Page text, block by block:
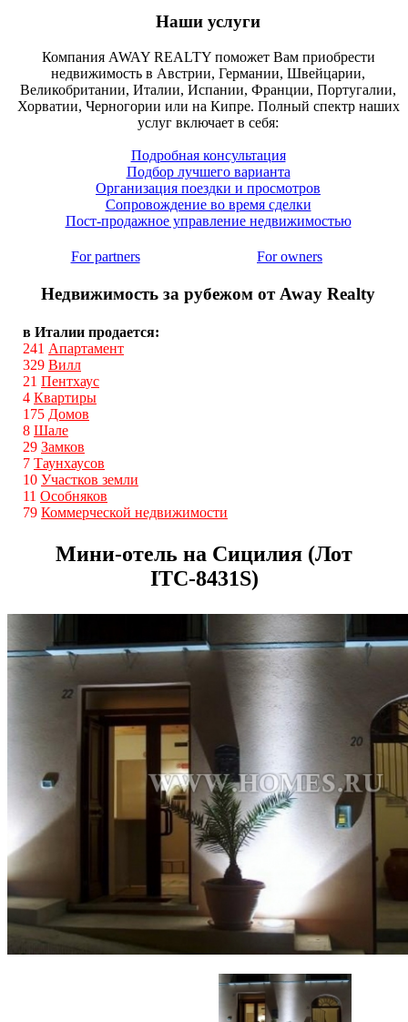
Наши услуги
Компания AWAY REALTY поможет Вам приобрести
недвижимость в Австрии, Германии, Швейцарии,
Великобритании, Италии, Испании, Франции, Португалии,
Хорватии, Черногории или на Кипре. Полный спектр наших
услуг включает в себя:
Подробная консультация
Подбор лучшего варианта
Организация поездки и просмотров
Сопровождение во время сделки
Пост-продажное управление недвижимостью
For partners For owners
Недвижимость за рубежом от Away Realty
в Италии продается:
241 Апартамент
329 Вилл
21 Пентхаус
4 Квартиры
175 Домов
8 Шале
29 Замков
7 Таунхаусов
10 Участков земли
11 Особняков
79 Коммерческой недвижимости
Мини-отель на Сицилия (Лот
ITС-8431S)